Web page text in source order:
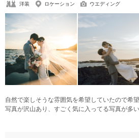
洋装 ロケーション ウエディング
自然で楽しそうな雰囲気を希望していたので希
写真が沢山あり、すごく気に入ってる写真が多
全て撮ってくださりサービス精神が豊富なスタ